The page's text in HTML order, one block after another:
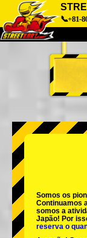
📞+81-
Sobre
Empresa
Tokyo
Tokyo
Tokyo Shibuya
Tokyo
Somos os
Continuamos
somos a
Japão! Por
reserva o